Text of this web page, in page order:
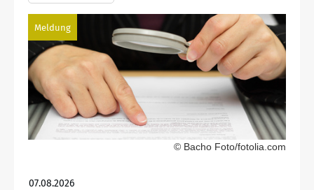
Meldung
© Bacho Foto/fotolia.com
07.08.2026